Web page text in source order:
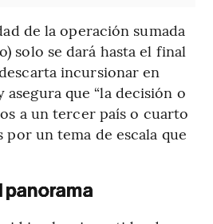
de la operación sumada
solo se dará hasta el final
incursionar en
asegura que “la decisión o
a un tercer país o cuarto
por un tema de escala que
panorama